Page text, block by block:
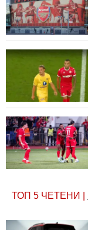
ТОП 5 ЧЕТЕНИ